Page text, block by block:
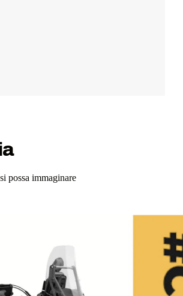
possa immaginare